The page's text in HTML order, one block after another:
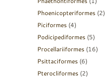
Phoenicopteriformes (2)
Piciformes (4)
Podicipediformes (5)
Procellariiformes (16)
Psittaciformes (6)
Pterocliformes (2)